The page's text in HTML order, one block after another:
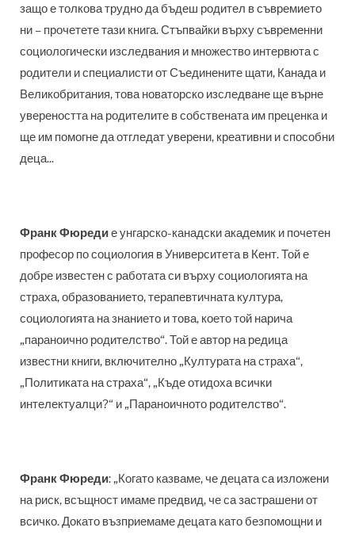
защо е толкова трудно да бъдеш родител в съвремието
ни – прочетете тази книга. Стъпвайки върху съвременни
социологически изследвания и множество интервюта с
родители и специалисти от Съединените щати, Канада и
Великобритания, това новаторско изследване ще върне
увереността на родителите в собствената им преценка и
ще им помогне да отгледат уверени, креативни и способни
деца...
Франк Фюредие унгарско-канадски академик и почетен
професор по социология в Университета в Кент. Той е
добре известен с работата си върху социологията на
страха, образованието, терапевтичната култура,
социологията на знанието и това, което той нарича
„параноично родителство“. Той е автор на редица
известни книги, включително „Културата на страха“,
„Политиката на страха“, „Къде отидоха всички
интелектуалци?“ и „Параноичното родителство“.
Франк Фюреди: „Когато казваме, че децата са изложени
на риск, всъщност имаме предвид, че са застрашени от
всичко. Докато възприемаме децата като безпомощни и